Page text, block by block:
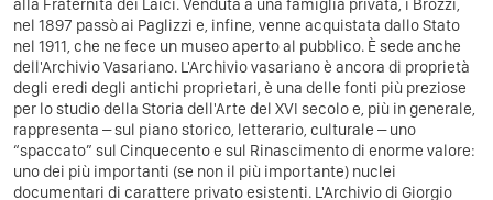
alla Fraternita dei Laici. Venduta a una famiglia privata, i Brozzi,
nel 1897 passò ai Paglizzi e, infine, venne acquistata dallo Stato
nel 1911, che ne fece un museo aperto al pubblico. È sede anche
dell'Archivio Vasariano. L'Archivio vasariano è ancora di proprietà
degli eredi degli antichi proprietari, è una delle fonti più preziose
per lo studio della Storia dell'Arte del XVI secolo e, più in generale,
rappresenta – sul piano storico, letterario, culturale – uno
“spaccato” sul Cinquecento e sul Rinascimento di enorme valore:
uno dei più importanti (se non il più importante) nuclei
documentari di carattere privato esistenti. L'Archivio di Giorgio